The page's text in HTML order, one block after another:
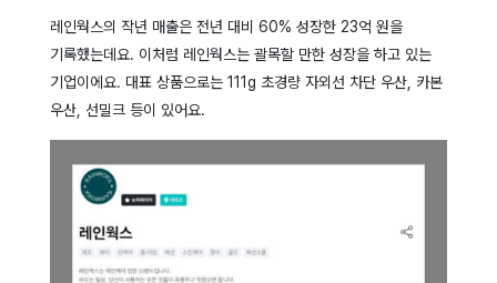
레인웍스의 작년 매출은 전년 대비 60% 성장한 23억 원을
기록했는데요. 이처럼 레인웍스는 괄목할 만한 성장을 하고 있는
기업이에요. 대표 상품으로는 111g 초경량 자외선 차단 우산, 카본
우산, 선밀크 등이 있어요.